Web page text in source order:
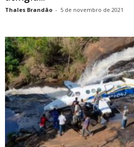
Thales Brandão - 5 de novembro de 2021